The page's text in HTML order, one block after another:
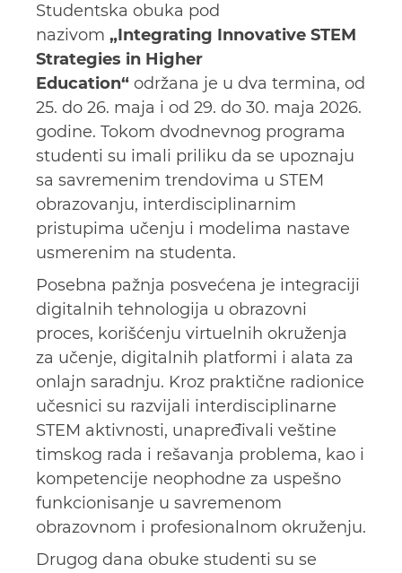
Studentska obuka pod
nazivom „Integrating Innovative STEM
Strategies in Higher
Education“ održana je u dva termina, od
25. do 26. maja i od 29. do 30. maja 2026.
godine. Tokom dvodnevnog programa
studenti su imali priliku da se upoznaju
sa savremenim trendovima u STEM
obrazovanju, interdisciplinarnim
pristupima učenju i modelima nastave
usmerenim na studenta.
Posebna pažnja posvećena je integraciji
digitalnih tehnologija u obrazovni
proces, korišćenju virtuelnih okruženja
za učenje, digitalnih platformi i alata za
onlajn saradnju. Kroz praktične radionice
učesnici su razvijali interdisciplinarne
STEM aktivnosti, unapređivali veštine
timskog rada i rešavanja problema, kao i
kompetencije neophodne za uspešno
funkcionisanje u savremenom
obrazovnom i profesionalnom okruženju.
Drugog dana obuke studenti su se